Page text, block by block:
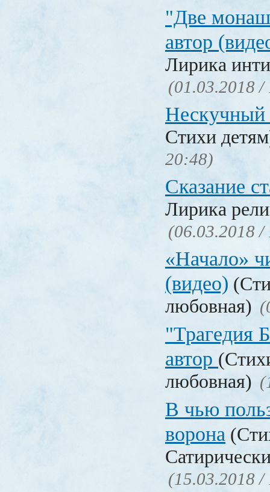
"Две
автор
Лирика
(01.03.2018 /
Нескучный
Стихи
20:48)
Сказание
Лирика
(06.03.2018 /
«Начало»
(видео)
любовная)
"Трагедия
автор
любовная)
В чью
ворона
(15.03.2018 /